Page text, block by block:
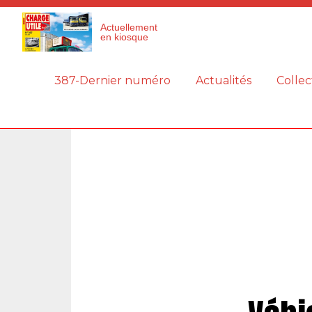
Actuellement
en kiosque
387-Dernier numéro Actualités
Panneau de gestion des cookies